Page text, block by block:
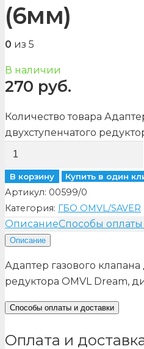
(6мм)
0 из 5
В наличии
270 руб.
Количество товара
двухступенчатого
В корзину Купить в один
Артикул: 00599/0
Категория: ГБО OMVL/SAVER
ОписаниеСпособы
Описание
Адаптер газового клапана
редуктора OMVL Dream,
Способы оплаты и доставки
Оплата и